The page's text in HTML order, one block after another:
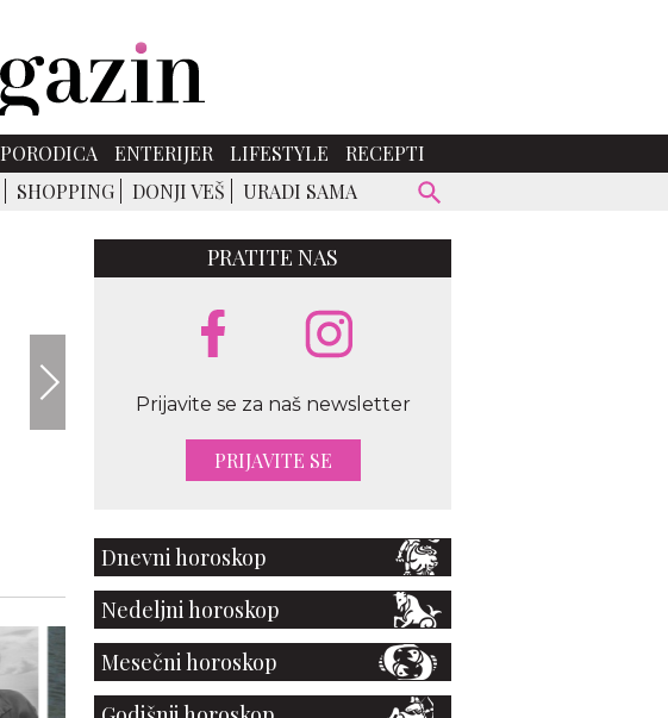
PORODICA ENTERIJER LIFESTYLE
RECEPTI
SHOPPING DONJI VEŠ URADI SAMA
PRATITE NAS
Prijavite se za naš newsletter
PRIJAVITE SE
Dnevni horoskop
Nedeljni horoskop
Mesečni horoskop